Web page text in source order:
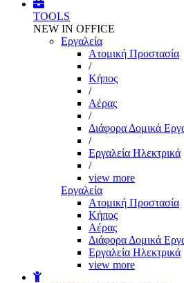
TOOLS
NEW IN OFFICE
Εργαλεία
Aτομική Προστασία
/
Kήπος
/
Αέρας
/
Διάφορα Δομικά
/
Εργαλεία Ηλεκτρικά
/
view more
Εργαλεία
Aτομική Προστασία
Kήπος
Αέρας
Διάφορα Δομικά
Εργαλεία Ηλεκτρικά
view more